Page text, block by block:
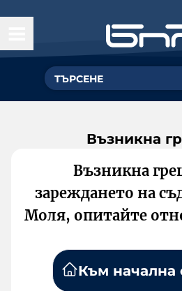
Възникна
Възникна
зареждането на
Моля, опитайте
Към начална